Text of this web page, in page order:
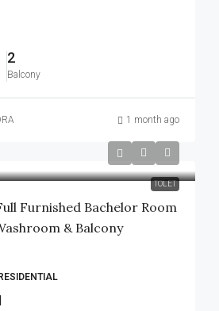
2
Balcony
1 month ago
TOLET
Furnished Bachelor Room
& Balcony